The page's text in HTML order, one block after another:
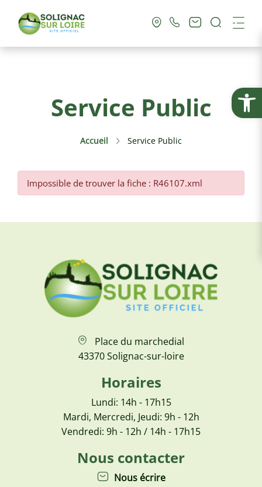
Ouvrir
Vie Pratique
Culture & Loisirs
Tourisme
Service Public
Accueil Service Public
Impossible de trouver la fiche : R46107.xml
Place du marchedial
43370 Solignac-sur-loire
Horaires
Lundi: 14h - 17h15
Mardi, Mercredi, Jeudi: 9h - 12h
Vendredi: 9h - 12h / 14h - 17h15
Nous contacter
Nous écrire